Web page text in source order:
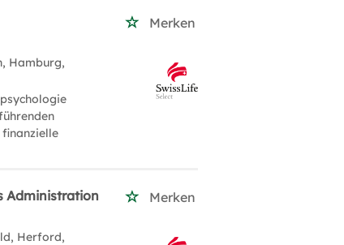
Merken
Hamburg,
finanzielle
Administration
Merken
Herford,